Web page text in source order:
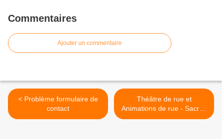
Commentaires
Ajouter un commentaire
< Problème formulaire de
contact
Théâtre de rue et
Animations de rue - Sacrés
Week-ends - Béziers 2015